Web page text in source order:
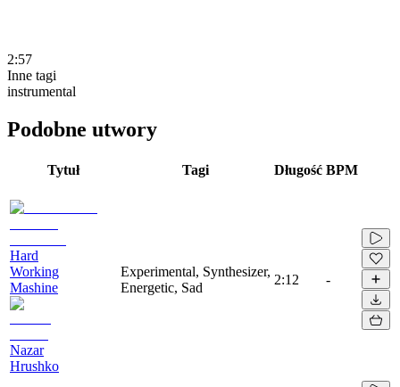
2:57
Inne tagi
instrumental
Podobne utwory
Tytuł Tagi Długość BPM
Hard
Working
Mashine
Nazar
Hrushko
Experimental, Synthesizer,
Energetic, Sad
2:12 -